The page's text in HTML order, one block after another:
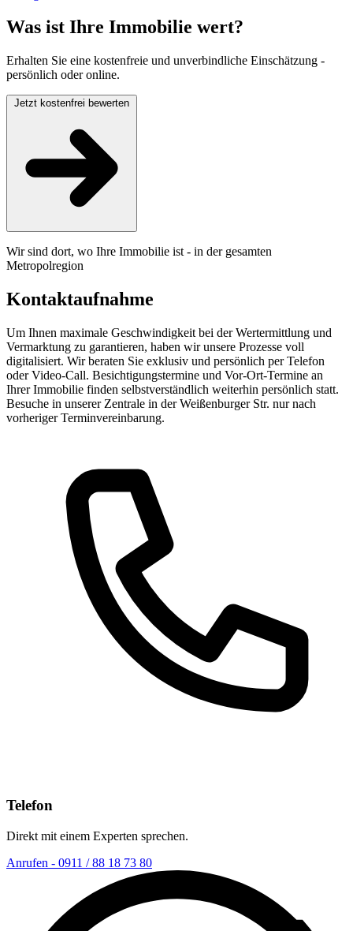
Was ist Ihre Immobilie wert?
Erhalten Sie eine kostenfreie und unverbindliche Einschätzung -
persönlich oder online.
Wir sind dort, wo Ihre Immobilie ist - in der gesamten
Metropolregion
Kontaktaufnahme
Um Ihnen maximale Geschwindigkeit bei der Wertermittlung und
Vermarktung zu garantieren, haben wir unsere Prozesse voll
digitalisiert. Wir beraten Sie exklusiv und persönlich per Telefon
oder Video-Call. Besichtigungstermine und Vor-Ort-Termine an
Ihrer Immobilie finden selbstverständlich weiterhin persönlich statt.
Besuche in unserer Zentrale in der Weißenburger Str. nur nach
vorheriger Terminvereinbarung.
Telefon
Direkt mit einem Experten sprechen.
Anrufen - 0911 / 88 18 73 80